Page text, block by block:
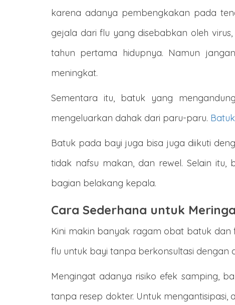
karena adanya pembengkakan pada
gejala dari flu yang disebabkan oleh
tahun pertama hidupnya. Namun
meningkat.
Sementara itu, batuk yang
mengeluarkan dahak dari paru-paru.
Batuk pada bayi juga bisa juga diikuti
tidak nafsu makan, dan rewel. Selain
bagian belakang kepala.
Cara Sederhana untuk
Kini makin banyak ragam obat batuk
flu untuk bayi tanpa berkonsultasi
Mengingat adanya risiko efek samping,
tanpa resep dokter. Untuk